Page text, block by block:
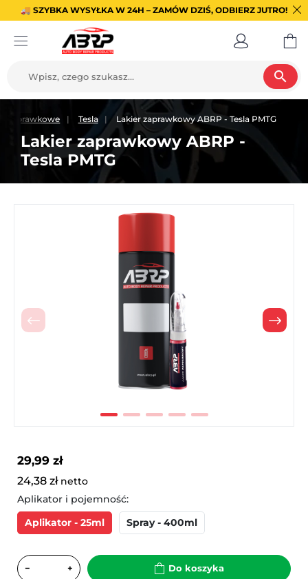
🚚 SZYBKA WYSYŁKA W 24H – ZAMÓW DZIŚ, ODBIERZ JUTRO!
search
zaprawkowe Tesla Lakier zaprawkowy ABRP - Tesla PMTG
Lakier zaprawkowy ABRP -
Tesla PMTG
Poprzedni
29,99 zł
24,38 zł netto
Aplikator i pojemność:
Aplikator - 25ml
Spray - 400ml
− + Do koszyka